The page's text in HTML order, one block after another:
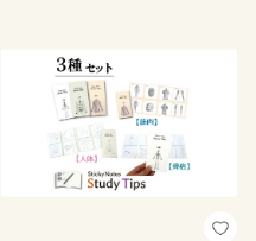
メモ帳 ギフト 子供 子ども 孫
受験 予習 復習 宿題 8種類 ブ